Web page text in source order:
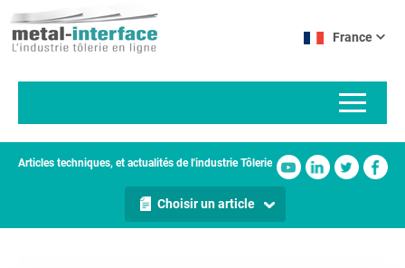
au
contenu
France
Articles techniques, et actualités de l'industrie Tôlerie
Choisir un article